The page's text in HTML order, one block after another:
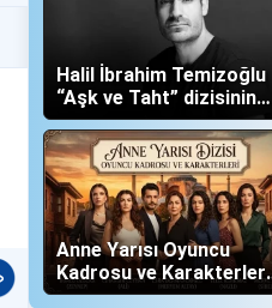
Halil İbrahim Temizoğlu
“Aşk ve Taht” dizisinin
Yalboğan'ı Oldu
Anne Yarısı Oyuncu
Kadrosu ve Karakterleri
(Now TV)